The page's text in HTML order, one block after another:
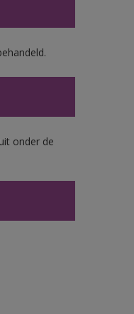
onder de